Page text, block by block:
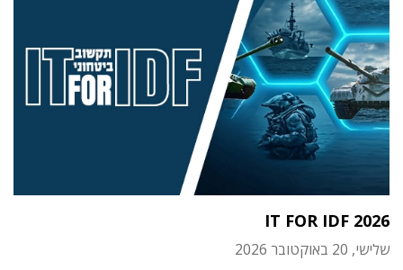
IT FOR IDF 2026
שלישי, 20 באוקטובר 2026